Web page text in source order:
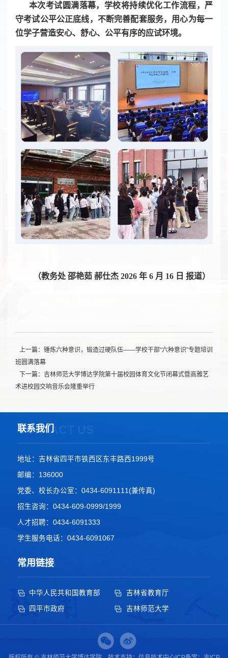
本次考试圆满落幕，学校将持续优化工作流程，严
守考试公平公正底线，不断完善配套服务，用心为每一
位学子营造安心、舒心、公平有序的应试环境。
（教务处 邵艳茹 郝仕杰 2026 年 6 月 16 日 报道）
上一篇：锤炼六种意识，锻造过硬队伍——学校干部“六种意识”专题培训
班圆满落幕
下一篇：吉林师范大学博达学院第十届校园体育文化节闭幕式暨高雅艺
术进校园交响音乐会隆重举行
CONTACT US
联系我们
地址：吉林省四平市铁西区东丰路西1999号
邮编：136000
党委、校长办公室：0434-6091111(兼传真)
招生咨询：0434-609-0999/1999
人才招聘：0434-6091333
学生服务电话：0434-6091067
LINKS
常用链接
中华人民共和国教育部 吉林省教育厅
四平市政府 吉林师范大学